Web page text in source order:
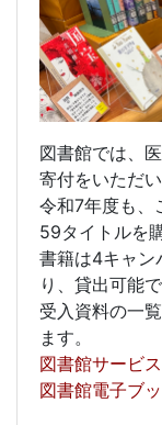
図書館では、
寄付をいただい
令和7年度も、
59タイトルを
書籍は4キャン
り、貸出可能
受入資料の一
ます。
図書館サービ
図書館電子ブ